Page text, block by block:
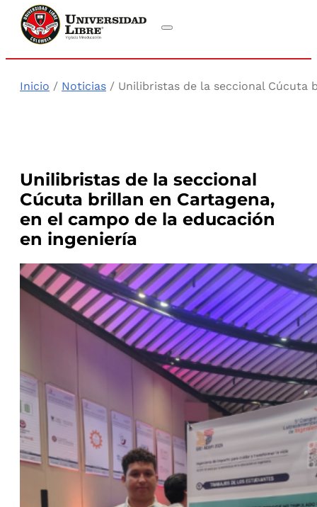
Inicio / Noticias / Unilibristas de la seccional Cúcuta
Unilibristas de la seccional
Cúcuta brillan en Cartagena,
en el campo de la educación
en ingeniería